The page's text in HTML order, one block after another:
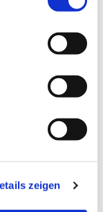
zeigen